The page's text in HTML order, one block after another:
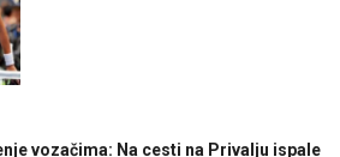
vozačima: Na cesti na Privalju ispale